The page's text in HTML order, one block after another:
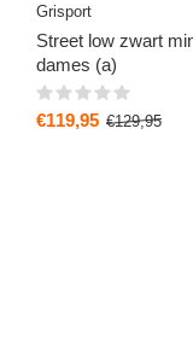
Grisport
Street low zwart
dames (a)
€119,95 €129,95